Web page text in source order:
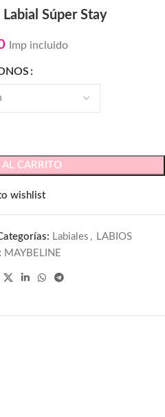
Súper Stay
Imp incluido
CARRITO
wishlist
Labiales , LABIOS
MAYBELINE